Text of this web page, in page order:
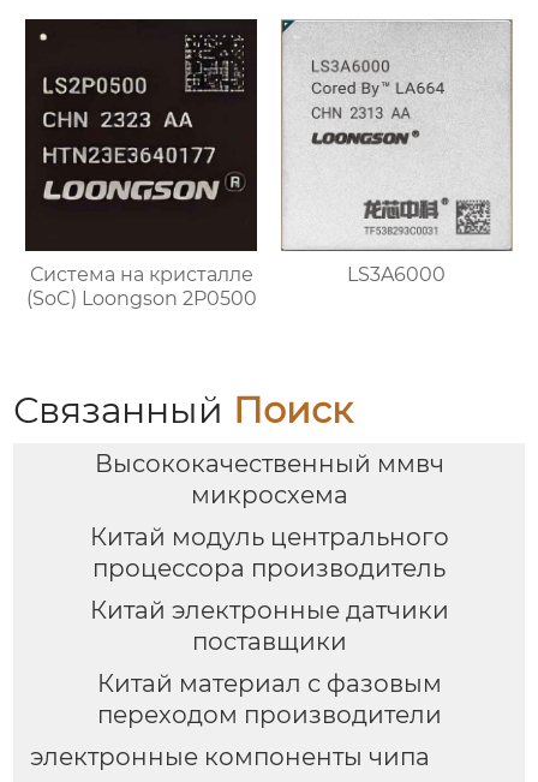
Система на кристалле
(SoC) Loongson 2P0500
LS3A6000
Связанный Поиск
Высококачественный ммвч
микросхема
Китай модуль центрального
процессора производитель
Китай электронные датчики
поставщики
Китай материал с фазовым
переходом производители
электронные компоненты чипа